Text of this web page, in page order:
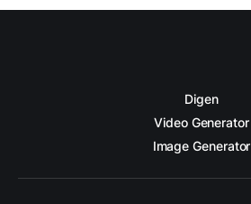
Digen
Video Generator
Image Generator